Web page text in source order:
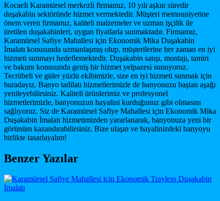
Kocaeli Karamürsel merkezli firmamız, 10 yılı aşkın süredir
duşakabin sektöründe hizmet vermektedir. Müşteri memnuniyetine
önem veren firmamız, kaliteli malzemeler ve uzman işçilik ile
üretilen duşakabinleri, uygun fiyatlarla sunmaktadır. Firmamız,
Karamürsel Safiye Mahallesi için Ekonomik Mika Duşakabin
İmalatı konusunda uzmanlaşmış olup, müşterilerine her zaman en iyi
hizmeti sunmayı hedeflemektedir. Duşakabin satışı, montajı, tamiri
ve bakımı konusunda geniş bir hizmet yelpazesi sunuyoruz.
Tecrübeli ve güler yüzlü ekibimizle, size en iyi hizmeti sunmak için
buradayız. Banyo tadilatı hizmetlerimizle de banyonuzu baştan aşağı
yenileyebilirsiniz. Kaliteli ürünlerimiz ve profesyonel
hizmetlerimizle, banyonuzun hayalini kurduğunuz gibi olmasını
sağlıyoruz. Siz de Karamürsel Safiye Mahallesi için Ekonomik Mika
Duşakabin İmalatı hizmetimizden yararlanarak, banyonuza yeni bir
görünüm kazandırabilirsiniz. Bize ulaşın ve hayalinizdeki banyoyu
birlikte tasarlayalım!
Benzer Yazılar